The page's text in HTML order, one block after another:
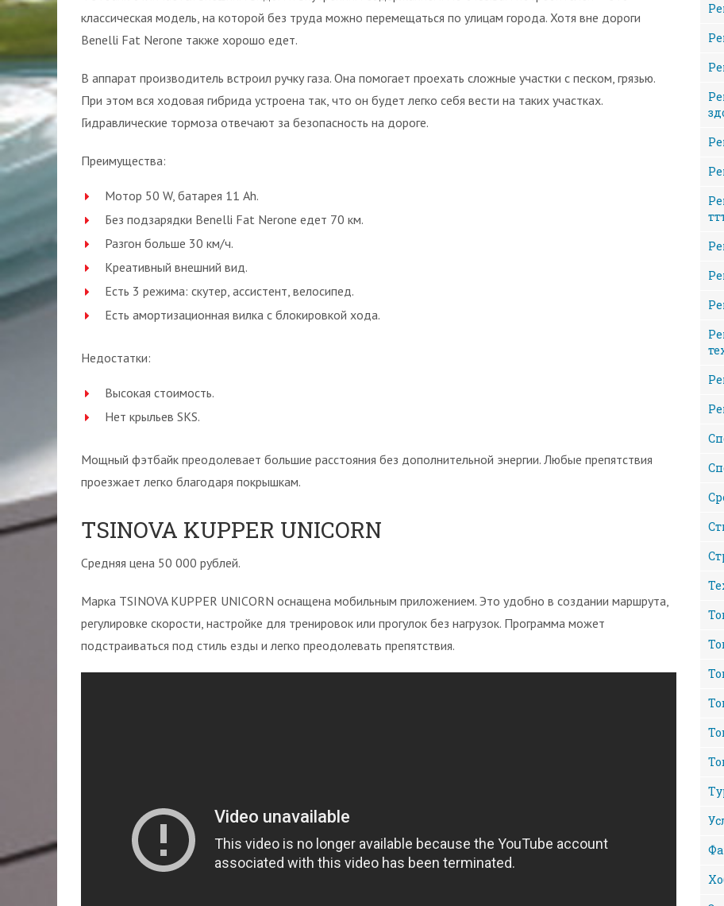
классическая модель, на которой без труда можно перемещаться по улицам города. Хотя вне дороги
Benelli Fat Nerone также хорошо едет.
В аппарат производитель встроил ручку газа. Она помогает проехать сложные участки с песком, грязью.
При этом вся ходовая гибрида устроена так, что он будет легко себя вести на таких участках.
Гидравлические тормоза отвечают за безопасность на дороге.
Преимущества:
Мотор 50 W, батарея 11 Ah.
Без подзарядки Benelli Fat Nerone едет 70 км.
Разгон больше 30 км/ч.
Креативный внешний вид.
Есть 3 режима: скутер, ассистент, велосипед.
Есть амортизационная вилка с блокировкой хода.
Недостатки:
Высокая стоимость.
Нет крыльев SKS.
Мощный фэтбайк преодолевает большие расстояния без дополнительной энергии. Любые препятствия
проезжает легко благодаря покрышкам.
TSINOVA KUPPER UNICORN
Средняя цена 50 000 рублей.
Марка TSINOVA KUPPER UNICORN оснащена мобильным приложением. Это удобно в создании маршрута,
регулировке скорости, настройке для тренировок или прогулок без нагрузок. Программа может
подстраиваться под стиль езды и легко преодолевать препятствия.